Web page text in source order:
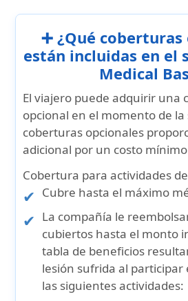
➕ ¿Qué
están incluidas en el
Medical
El viajero puede adquirir una
opcional en el momento de la
coberturas opcionales
adicional por un costo
Cobertura para actividades
Cubre hasta el máximo
La compañía le
cubiertos hasta el monto
tabla de beneficios
lesión sufrida al participar
las siguientes actividades: